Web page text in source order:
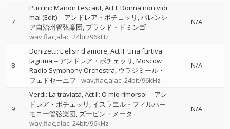
7
Puccini: Manon Lescaut, Act I: Donna non vidi
mai (Edit)-- アンドレア・ボチェッリ バレンシ
ア自治州管弦楽団 プラシド・ドミンゴ
wav,flac,alac: 24bit/96kHz
N/A
8
Donizetti: L'elisir d'amore, Act II: Una furtiva
lagrima -- アンドレア・ボチェッリ Moscow
Radio Symphony Orchestra ウラジミール・
フェドセーエフ
wav,flac,alac: 24bit/96kHz
N/A
9
Verdi: La traviata, Act II: O mio rimorso! -- アン
ドレア・ボチェッリ イスラエル・フィルハー
モニー管弦楽団 ズービン・メータ
wav,flac,alac: 24bit/96kHz
N/A